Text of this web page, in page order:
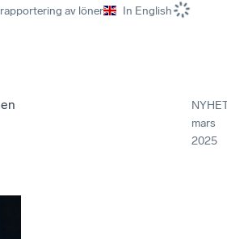
av löner In English
mars
2025